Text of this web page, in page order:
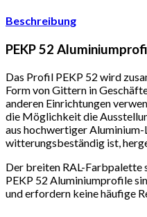
Beschreibung
PEKP 52
Das Profil PEKP 52 wird
Form von Gittern in
anderen Einrichtungen
die Möglichkeit die
aus hochwertiger
witterungsbeständig ist,
Der breiten RAL-Farbpalette
PEKP 52 Aluminiumprofile
und erfordern keine häufige